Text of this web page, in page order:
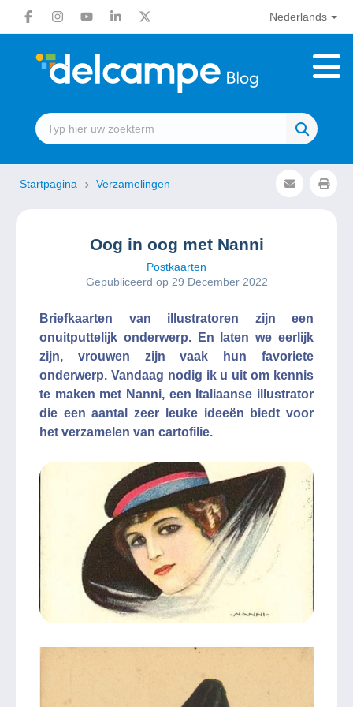
Nederlands
Startpagina Verzamelingen
Oog in oog met Nanni
Postkaarten
Gepubliceerd op 29 December 2022
Briefkaarten van illustratoren zijn een
onuitputtelijk onderwerp. En laten we eerlijk
zijn, vrouwen zijn vaak hun favoriete
onderwerp. Vandaag nodig ik u uit om kennis
te maken met Nanni, een Italiaanse illustrator
die een aantal zeer leuke ideeën biedt voor
het verzamelen van cartofilie.